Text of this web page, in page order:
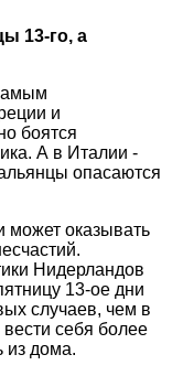
13-го, а
и
боятся
А в Италии -
опасаются
может оказывать
Нидерландов
13-ое дни
случаев, чем в
себя более
из дома.